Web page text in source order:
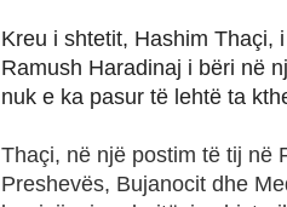
Kreu i shtetit, Hashim Thaçi,
Ramush Haradinaj i bëri në
nuk e ka pasur të lehtë ta
Thaçi, në një postim të tij në
Preshevës, Bujanocit dhe